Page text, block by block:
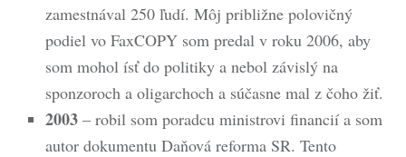
zamestnával 250 ľudí. Môj približne polovičný
podiel vo FaxCOPY som predal v roku 2006, aby
som mohol ísť do politiky a nebol závislý na
sponzoroch a oligarchoch a súčasne mal z čoho žiť.
2003 – robil som poradcu ministrovi financií a som
autor dokumentu Daňová reforma SR. Tento